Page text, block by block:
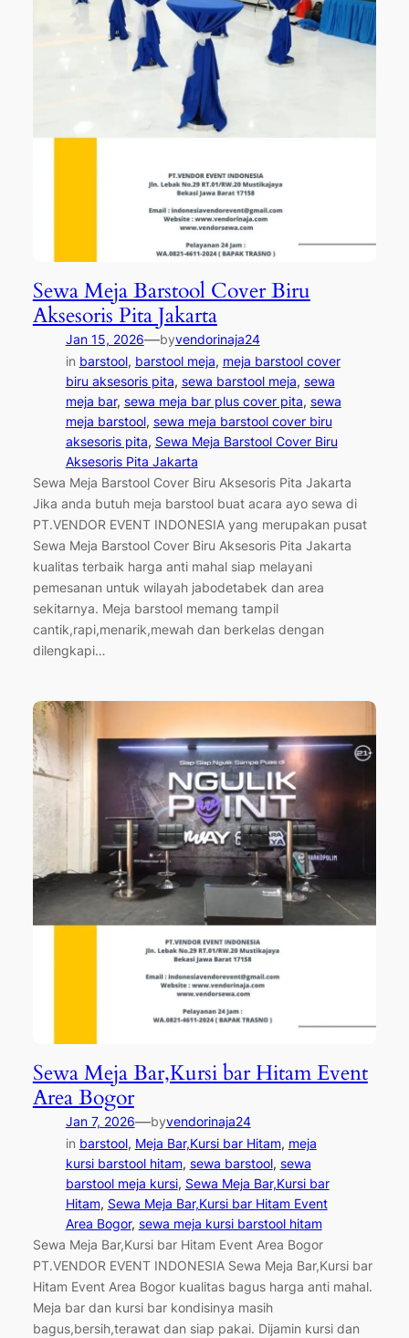
Sewa Meja Barstool Cover Biru
Aksesoris Pita Jakarta
Jan 15, 2026—byvendorinaja24
in barstool, barstool meja, meja barstool cover
biru aksesoris pita, sewa barstool meja, sewa
meja bar, sewa meja bar plus cover pita, sewa
meja barstool, sewa meja barstool cover biru
aksesoris pita, Sewa Meja Barstool Cover Biru
Aksesoris Pita Jakarta
Sewa Meja Barstool Cover Biru Aksesoris Pita Jakarta
Jika anda butuh meja barstool buat acara ayo sewa di
PT.VENDOR EVENT INDONESIA yang merupakan pusat
Sewa Meja Barstool Cover Biru Aksesoris Pita Jakarta
kualitas terbaik harga anti mahal siap melayani
pemesanan untuk wilayah jabodetabek dan area
sekitarnya. Meja barstool memang tampil
cantik,rapi,menarik,mewah dan berkelas dengan
dilengkapi…
Sewa Meja Bar,Kursi bar Hitam Event
Area Bogor
Jan 7, 2026—byvendorinaja24
in barstool, Meja Bar,Kursi bar Hitam, meja
kursi barstool hitam, sewa barstool, sewa
barstool meja kursi, Sewa Meja Bar,Kursi bar
Hitam, Sewa Meja Bar,Kursi bar Hitam Event
Area Bogor, sewa meja kursi barstool hitam
Sewa Meja Bar,Kursi bar Hitam Event Area Bogor
PT.VENDOR EVENT INDONESIA Sewa Meja Bar,Kursi bar
Hitam Event Area Bogor kualitas bagus harga anti mahal.
Meja bar dan kursi bar kondisinya masih
bagus,bersih,terawat dan siap pakai. Dijamin kursi dan